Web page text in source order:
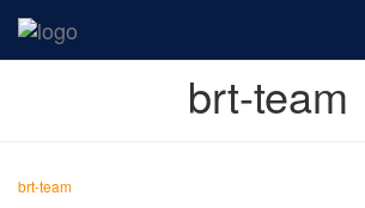
brt-team
brt-team